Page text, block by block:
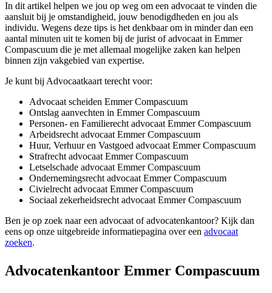
In dit artikel helpen we jou op weg om een advocaat te vinden die
aansluit bij je omstandigheid, jouw benodigdheden en jou als
individu. Wegens deze tips is het denkbaar om in minder dan een
aantal minuten uit te komen bij de jurist of advocaat in Emmer
Compascuum die je met allemaal mogelijke zaken kan helpen
binnen zijn vakgebied van expertise.
Je kunt bij Advocaatkaart terecht voor:
Advocaat scheiden Emmer Compascuum
Ontslag aanvechten in Emmer Compascuum
Personen- en Familierecht advocaat Emmer Compascuum
Arbeidsrecht advocaat Emmer Compascuum
Huur, Verhuur en Vastgoed advocaat Emmer Compascuum
Strafrecht advocaat Emmer Compascuum
Letselschade advocaat Emmer Compascuum
Ondernemingsrecht advocaat Emmer Compascuum
Civielrecht advocaat Emmer Compascuum
Sociaal zekerheidsrecht advocaat Emmer Compascuum
Ben je op zoek naar een advocaat of advocatenkantoor? Kijk dan
eens op onze uitgebreide informatiepagina over een advocaat
zoeken.
Advocatenkantoor Emmer Compascuum